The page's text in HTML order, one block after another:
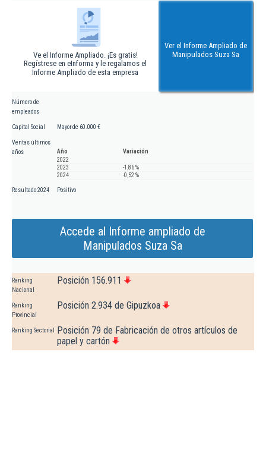
Ve el Informe Ampliado. ¡Es gratis!
Regístrese en eInforma y le regalamos el
Informe Ampliado de esta empresa
Ver el Informe Ampliado de
Manipulados Suza Sa
Número de
empleados
Capital Social Mayor de 60.000 €
Ventas últimos
años
Año
Variación
2022
2023
-1,86 %
2024
-0,52 %
Resultado 2024 Positivo
Accede al Informe ampliado de
Manipulados Suza Sa
Ranking
Nacional
Posición 156.911
Ranking
Provincial
Posición 2.934 de Gipuzkoa
Ranking Sectorial
Posición 79 de Fabricación de otros artículos de
papel y cartón